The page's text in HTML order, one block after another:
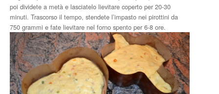
poi dividete a metà e lasciatelo lievitare coperto per 20-30
minuti. Trascorso il tempo, stendete l’impasto nei pirottini da
750 grammi e fate lievitare nel forno spento per 6-8 ore.